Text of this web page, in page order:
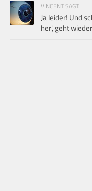
VINCENT SAGT:
Ja leider! Und
her', geht